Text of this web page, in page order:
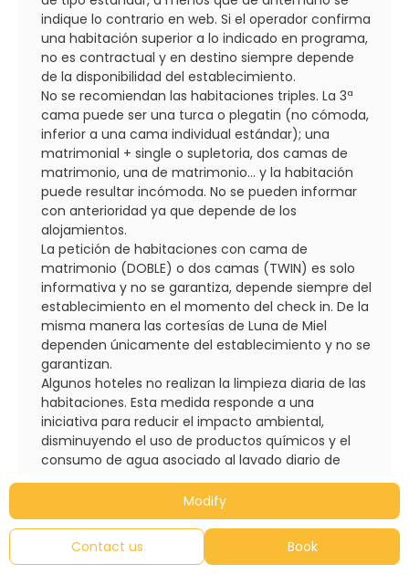
Modify
Contact us Book
indique lo contrario en web. Si el operador confirma
una habitación superior a lo indicado en programa,
no es contractual y en destino siempre depende
de la disponibilidad del establecimiento.
No se recomiendan las habitaciones triples. La 3ª
cama puede ser una turca o plegatin (no cómoda,
inferior a una cama individual estándar); una
matrimonial + single o supletoria, dos camas de
matrimonio, una de matrimonio... y la habitación
puede resultar incómoda. No se pueden informar
con anterioridad ya que depende de los
alojamientos.
La petición de habitaciones con cama de
matrimonio (DOBLE) o dos camas (TWIN) es solo
informativa y no se garantiza, depende siempre del
establecimiento en el momento del check in. De la
misma manera las cortesías de Luna de Miel
dependen únicamente del establecimiento y no se
garantizan.
Algunos hoteles no realizan la limpieza diaria de las
habitaciones. Esta medida responde a una
iniciativa para reducir el impacto ambiental,
disminuyendo el uso de productos químicos y el
consumo de agua asociado al lavado diario de
ropa de cama y toallas.
En algunos países existe un impuesto local que no
está incluido en el precio de la reserva y deberá ser
abonados directamente en el establecimiento y/o
aeropuerto correspondiente.